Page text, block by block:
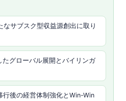
サブスク型収益源創出に取り
グローバル展開とバイリンガ
後の経営体制強化とWin-Win